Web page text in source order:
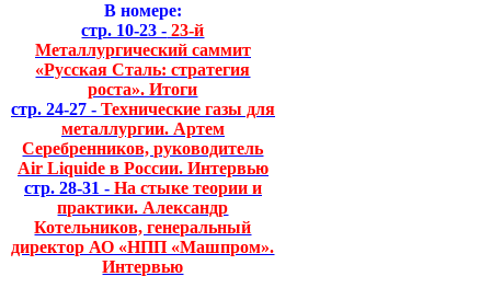
В номере:
стр. 10-23 - 23-й
Металлургический саммит
«Русская Сталь: стратегия
роста». Итоги
стр. 24-27 - Технические газы для
металлургии. Артем
Серебренников, руководитель
Air Liquide в России. Интервью
стр. 28-31 - На стыке теории и
практики. Александр
Котельников, генеральный
директор АО «НПП «Машпром».
Интервью